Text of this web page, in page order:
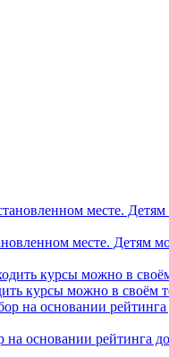
месте. Детям
курсы можно в своём
основании рейтинга